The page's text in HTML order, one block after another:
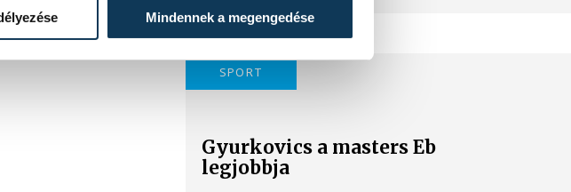
Mindennek a megengedése
SPORT
Gyurkovics a masters Eb
legjobbja